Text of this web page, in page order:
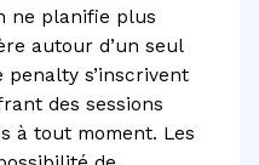
ne planifie plus
autour d’un seul
penalty s’inscrivent
des sessions
à tout moment. Les